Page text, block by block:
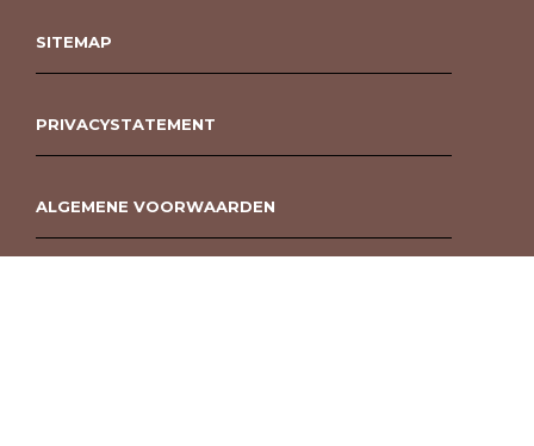
SITEMAP
PRIVACYSTATEMENT
ALGEMENE VOORWAARDEN